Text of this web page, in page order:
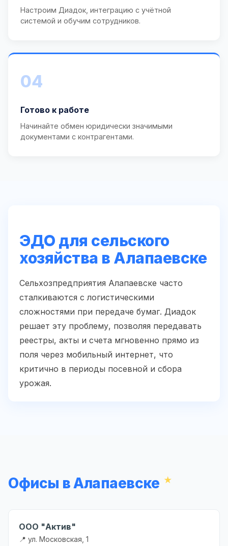
Настроим Диадок, интеграцию с учётной
системой и обучим сотрудников.
04
Готово к работе
Начинайте обмен юридически значимыми
документами с контрагентами.
ЭДО для сельского
хозяйства в Алапаевске
Сельхозпредприятия Алапаевске часто
сталкиваются с логистическими
сложностями при передаче бумаг. Диадок
решает эту проблему, позволяя передавать
реестры, акты и счета мгновенно прямо из
поля через мобильный интернет, что
критично в периоды посевной и сбора
урожая.
Офисы в Алапаевске
ООО "Актив"
📍 ул. Московская, 1